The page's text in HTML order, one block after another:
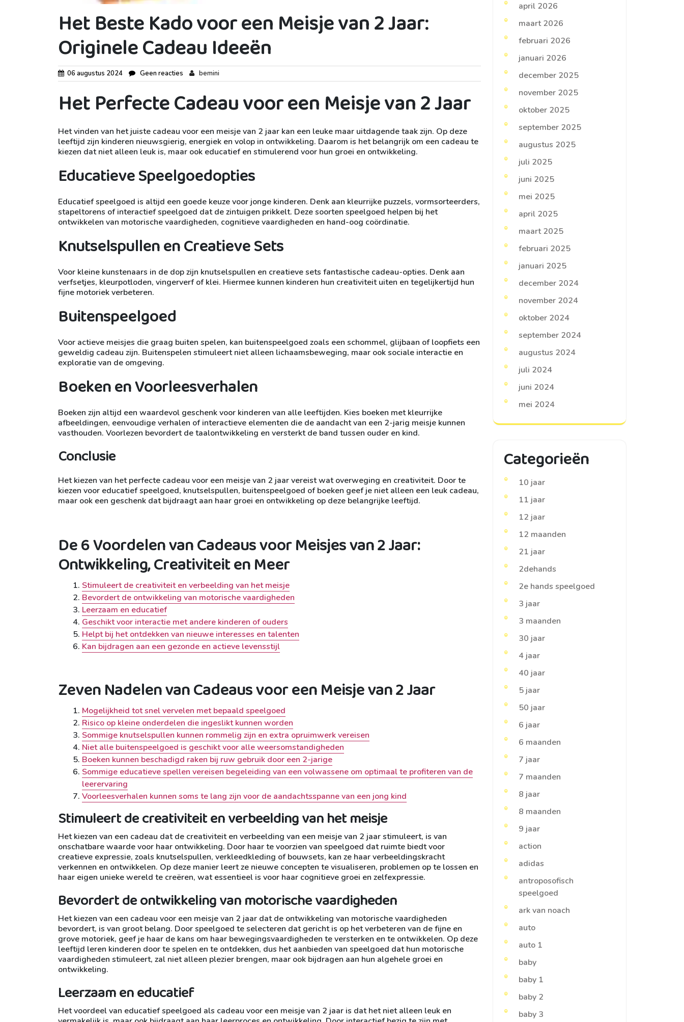
Het Beste Kado voor een Meisje van 2 Jaar:
Originele Cadeau Ideeën
06 augustus 2024 Geen reacties bemini
Het Perfecte Cadeau voor een Meisje van 2 Jaar
Het vinden van het juiste cadeau voor een meisje van 2 jaar kan een leuke maar uitdagende taak zijn. Op deze
leeftijd zijn kinderen nieuwsgierig, energiek en volop in ontwikkeling. Daarom is het belangrijk om een cadeau te
kiezen dat niet alleen leuk is, maar ook educatief en stimulerend voor hun groei en ontwikkeling.
Educatieve Speelgoedopties
Educatief speelgoed is altijd een goede keuze voor jonge kinderen. Denk aan kleurrijke puzzels, vormsorteerders,
stapeltorens of interactief speelgoed dat de zintuigen prikkelt. Deze soorten speelgoed helpen bij het
ontwikkelen van motorische vaardigheden, cognitieve vaardigheden en hand-oog coördinatie.
Knutselspullen en Creatieve Sets
Voor kleine kunstenaars in de dop zijn knutselspullen en creatieve sets fantastische cadeau-opties. Denk aan
verfsetjes, kleurpotloden, vingerverf of klei. Hiermee kunnen kinderen hun creativiteit uiten en tegelijkertijd hun
fijne motoriek verbeteren.
Buitenspeelgoed
Voor actieve meisjes die graag buiten spelen, kan buitenspeelgoed zoals een schommel, glijbaan of loopfiets een
geweldig cadeau zijn. Buitenspelen stimuleert niet alleen lichaamsbeweging, maar ook sociale interactie en
exploratie van de omgeving.
Boeken en Voorleesverhalen
Boeken zijn altijd een waardevol geschenk voor kinderen van alle leeftijden. Kies boeken met kleurrijke
afbeeldingen, eenvoudige verhalen of interactieve elementen die de aandacht van een 2-jarig meisje kunnen
vasthouden. Voorlezen bevordert de taalontwikkeling en versterkt de band tussen ouder en kind.
Conclusie
Het kiezen van het perfecte cadeau voor een meisje van 2 jaar vereist wat overweging en creativiteit. Door te
kiezen voor educatief speelgoed, knutselspullen, buitenspeelgoed of boeken geef je niet alleen een leuk cadeau,
maar ook een geschenk dat bijdraagt aan haar groei en ontwikkeling op deze belangrijke leeftijd.
De 6 Voordelen van Cadeaus voor Meisjes van 2 Jaar:
Ontwikkeling, Creativiteit en Meer
Stimuleert de creativiteit en verbeelding van het meisje
Bevordert de ontwikkeling van motorische vaardigheden
Leerzaam en educatief
Geschikt voor interactie met andere kinderen of ouders
Helpt bij het ontdekken van nieuwe interesses en talenten
Kan bijdragen aan een gezonde en actieve levensstijl
Zeven Nadelen van Cadeaus voor een Meisje van 2 Jaar
Mogelijkheid tot snel vervelen met bepaald speelgoed
Risico op kleine onderdelen die ingeslikt kunnen worden
Sommige knutselspullen kunnen rommelig zijn en extra opruimwerk vereisen
Niet alle buitenspeelgoed is geschikt voor alle weersomstandigheden
Boeken kunnen beschadigd raken bij ruw gebruik door een 2-jarige
Sommige educatieve spellen vereisen begeleiding van een volwassene om optimaal te profiteren van de
leerervaring
Voorleesverhalen kunnen soms te lang zijn voor de aandachtsspanne van een jong kind
Stimuleert de creativiteit en verbeelding van het meisje
Het kiezen van een cadeau dat de creativiteit en verbeelding van een meisje van 2 jaar stimuleert, is van
onschatbare waarde voor haar ontwikkeling. Door haar te voorzien van speelgoed dat ruimte biedt voor
creatieve expressie, zoals knutselspullen, verkleedkleding of bouwsets, kan ze haar verbeeldingskracht
verkennen en ontwikkelen. Op deze manier leert ze nieuwe concepten te visualiseren, problemen op te lossen en
haar eigen unieke wereld te creëren, wat essentieel is voor haar cognitieve groei en zelfexpressie.
Bevordert de ontwikkeling van motorische vaardigheden
Het kiezen van een cadeau voor een meisje van 2 jaar dat de ontwikkeling van motorische vaardigheden
bevordert, is van groot belang. Door speelgoed te selecteren dat gericht is op het verbeteren van de fijne en
grove motoriek, geef je haar de kans om haar bewegingsvaardigheden te versterken en te ontwikkelen. Op deze
leeftijd leren kinderen door te spelen en te ontdekken, dus het aanbieden van speelgoed dat hun motorische
vaardigheden stimuleert, zal niet alleen plezier brengen, maar ook bijdragen aan hun algehele groei en
ontwikkeling.
Leerzaam en educatief
Het voordeel van educatief speelgoed als cadeau voor een meisje van 2 jaar is dat het niet alleen leuk en
april 2026
maart 2026
februari 2026
januari 2026
december 2025
november 2025
oktober 2025
september 2025
augustus 2025
juli 2025
juni 2025
mei 2025
april 2025
maart 2025
februari 2025
januari 2025
december 2024
november 2024
oktober 2024
september 2024
augustus 2024
juli 2024
juni 2024
mei 2024
Categorieën
10 jaar
11 jaar
12 jaar
12 maanden
21 jaar
2dehands
2e hands speelgoed
3 jaar
3 maanden
30 jaar
4 jaar
40 jaar
5 jaar
50 jaar
6 jaar
6 maanden
7 jaar
7 maanden
8 jaar
8 maanden
9 jaar
action
adidas
antroposofisch
speelgoed
ark van noach
auto
auto 1
baby
baby 1
baby 2
baby 3